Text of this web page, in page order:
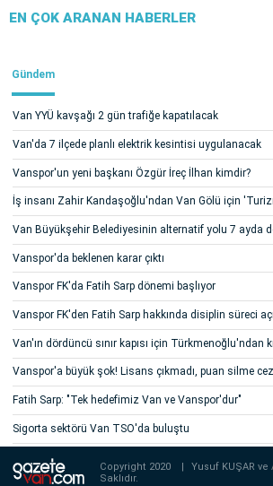
EN ÇOK ARANAN HABERLER
Gündem
Van YYÜ kavşağı 2 gün trafiğe kapatılacak
Van'da 7 ilçede planlı elektrik kesintisi uygulanacak
Vanspor'un yeni başkanı Özgür İreç İlhan kimdir?
İş insanı Zahir Kandaşoğlu'ndan Van Gölü için
Van Büyükşehir Belediyesinin alternatif yolu 7 ayda
Vanspor'da beklenen karar çıktı
Vanspor FK'da Fatih Sarp dönemi başlıyor
Vanspor FK'den Fatih Sarp hakkında disiplin süreci
Van'ın dördüncü sınır kapısı için Türkmenoğlu'ndan
Vanspor'a büyük şok! Lisans çıkmadı, puan silme
Fatih Sarp: "Tek hedefimiz Van ve Vanspor'dur"
Sigorta sektörü Van TSO'da buluştu
Copyright 2020 Yusuf KUŞAR ve
Saklıdır.